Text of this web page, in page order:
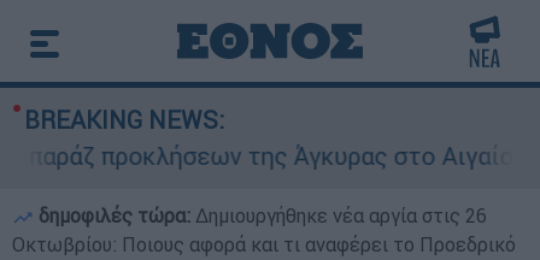
BREAKING NEWS:
προκλήσεων της Άγκυρας στο Αιγαίο:
δημοφιλές τώρα: Δημιουργήθηκε νέα αργία στις 26
Οκτωβρίου: Ποιους αφορά και τι αναφέρει το Προεδρικό